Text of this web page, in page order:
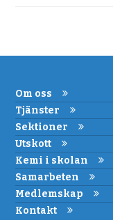
Om oss
Tjänster
Sektioner
Utskott
Kemi i skolan
Samarbeten
Medlemskap
Kontakt